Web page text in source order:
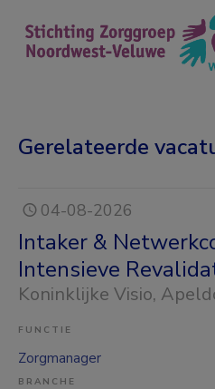
Gerelateerde
04-08-2026
Intaker &
Intensieve
Koninklijke Visio,
FUNCTIE
Zorgmanager
BRANCHE